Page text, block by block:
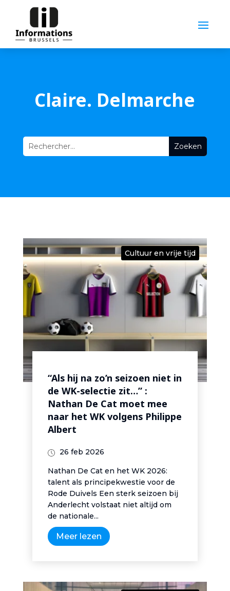
Claire. Delmarche
Cultuur en vrije tijd
“Als hij na zo’n seizoen niet in
de WK-selectie zit…” :
Nathan De Cat moet mee
naar het WK volgens Philippe
Albert
26 feb 2026
Nathan De Cat en het WK 2026:
talent als principekwestie voor de
Rode Duivels Een sterk seizoen bij
Anderlecht volstaat niet altijd om
de nationale...
Meer lezen